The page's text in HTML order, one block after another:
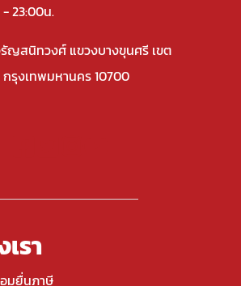
23:00น.
ญสนิทวงศ์ แขวงบางขุนศรี เขต
รุงเทพมหานคร 10700
รา
มยื่นภาษี